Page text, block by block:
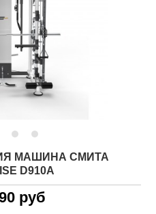
МАШИНА СМИТА
D910A
руб